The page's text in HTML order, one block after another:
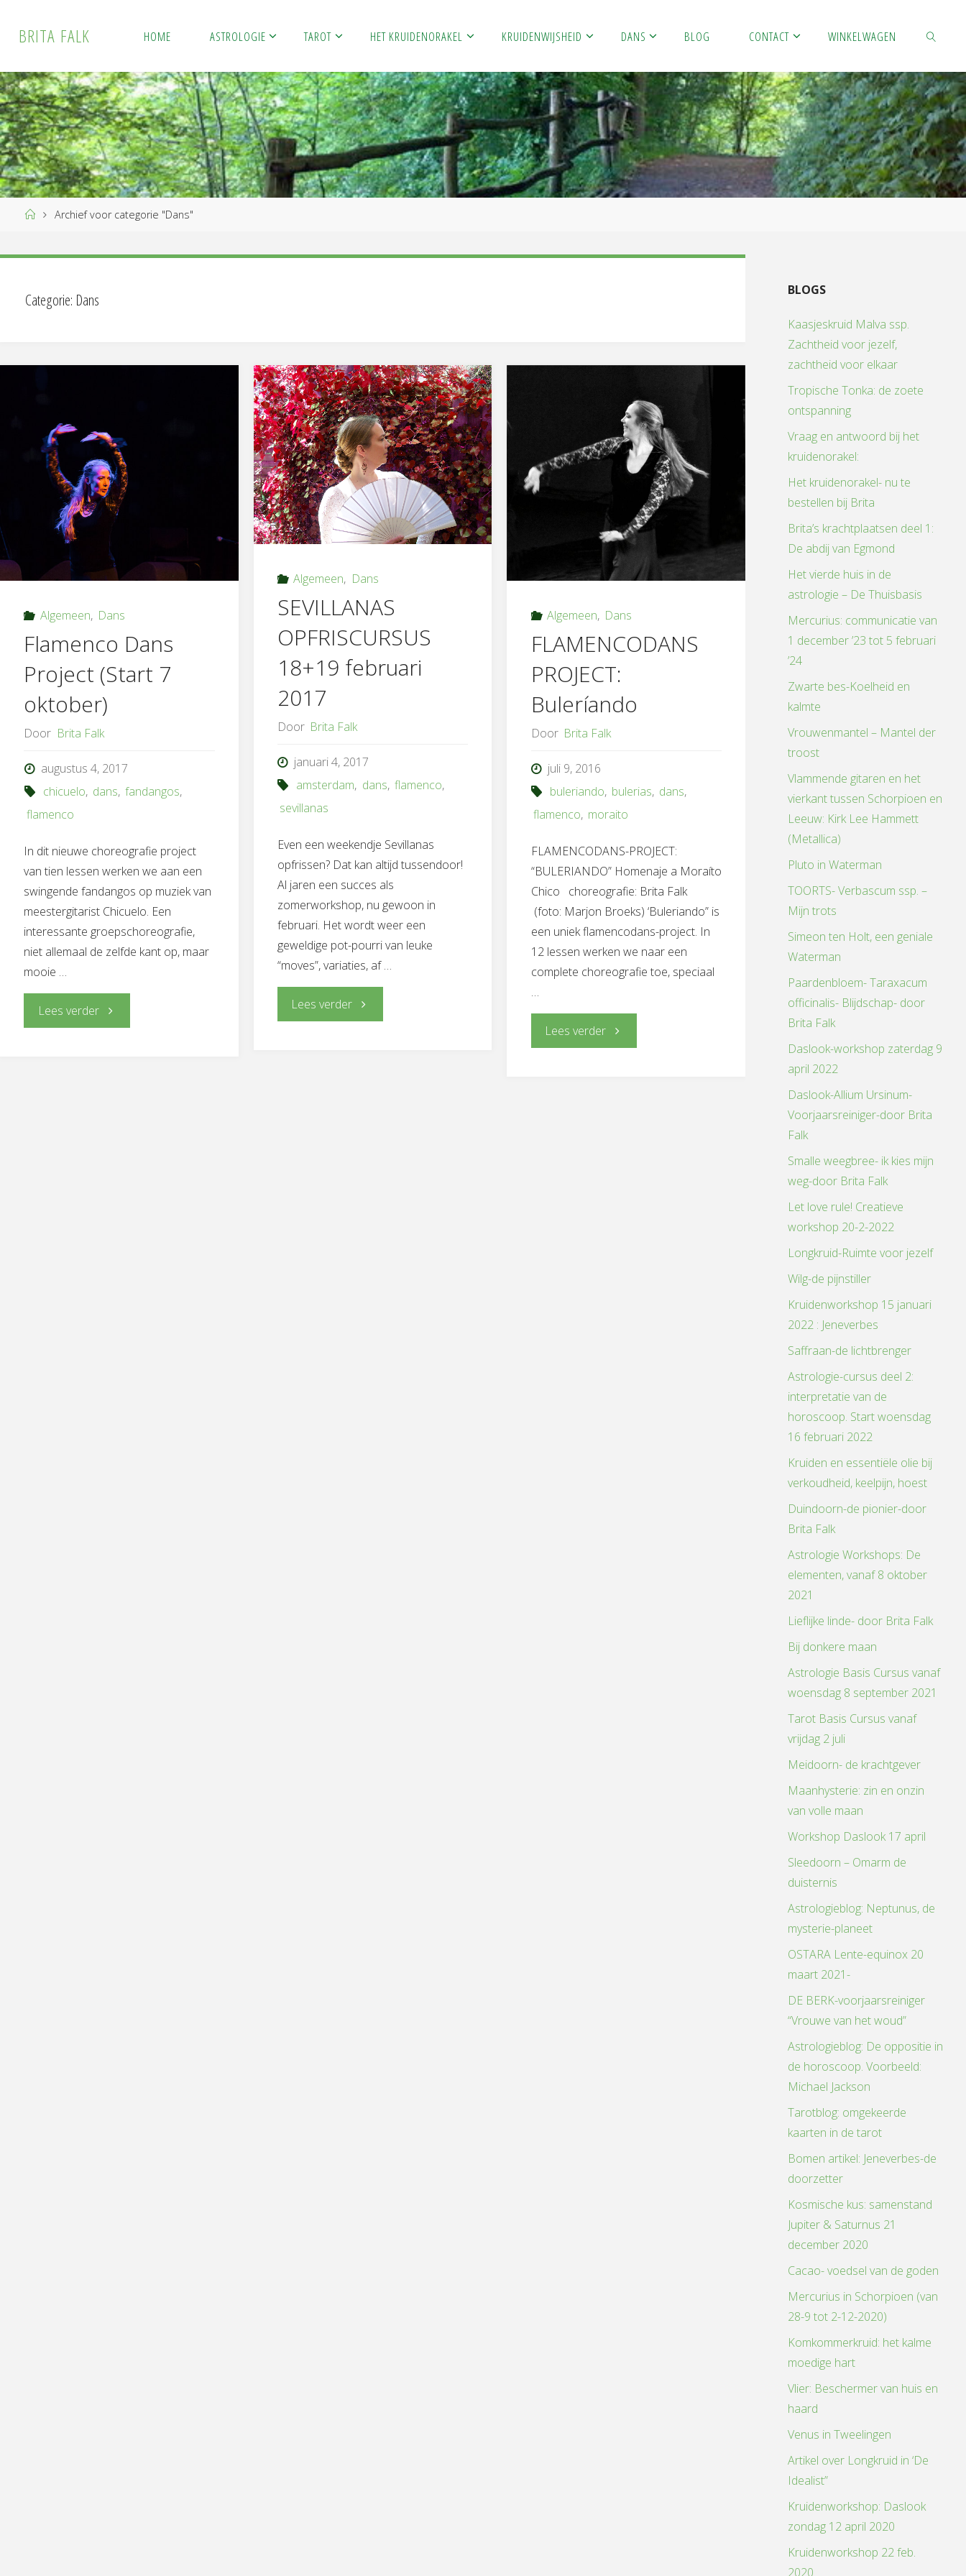
naar
inhoud
BRITA FALK HOME ASTROLOGIE TAROT HET KRUIDENORAKEL KRUIDENWIJSHEID DANS BLOG CONTACT WINKELWAGEN
ZOEKEN
HomeArchief voor categorie "Dans"
Categorie: Dans
Algemeen, Dans
Flamenco Dans
Project (Start 7
oktober)
Door Brita Falk
augustus 4, 2017
chicuelo, dans, fandangos,
flamenco
In dit nieuwe choreografie project
van tien lessen werken we aan een
swingende fandangos op muziek van
meestergitarist Chicuelo. Een
interessante groepschoreografie,
niet allemaal de zelfde kant op, maar
mooie …
Lees verder"Flamenco
Algemeen, Dans
SEVILLANAS
OPFRISCURSUS
18+19 februari
2017
Door Brita Falk
januari 4, 2017
amsterdam, dans, flamenco,
sevillanas
Even een weekendje Sevillanas
opfrissen? Dat kan altijd tussendoor!
Al jaren een succes als
zomerworkshop, nu gewoon in
februari. Het wordt weer een
geweldige pot-pourri van leuke
“moves”, variaties, af …
Lees verder"SEVILLANAS
Algemeen, Dans
FLAMENCODANS
PROJECT:
Buleríando
Door Brita Falk
juli 9, 2016
buleriando, bulerias, dans,
flamenco, moraito
FLAMENCODANS-PROJECT:
“BULERIANDO” Homenaje a Moraíto
Chico choreografie: Brita Falk
(foto: Marjon Broeks) ‘Buleriando” is
een uniek flamencodans-project. In
12 lessen werken we naar een
complete choreografie toe, speciaal
…
Lees verder"FLAMENCODANS
BLOGS
Kaasjeskruid Malva ssp.
Zachtheid voor jezelf,
zachtheid voor elkaar
Tropische Tonka: de zoete
ontspanning
Vraag en antwoord bij het
kruidenorakel:
Het kruidenorakel- nu te
bestellen bij Brita
Brita’s krachtplaatsen deel 1:
De abdij van Egmond
Het vierde huis in de
astrologie – De Thuisbasis
Mercurius: communicatie van
1 december ’23 tot 5 februari
’24
Zwarte bes-Koelheid en
kalmte
Vrouwenmantel – Mantel der
troost
Vlammende gitaren en het
vierkant tussen Schorpioen en
Leeuw: Kirk Lee Hammett
(Metallica)
Pluto in Waterman
TOORTS- Verbascum ssp. –
Mijn trots
Simeon ten Holt, een geniale
Waterman
Paardenbloem- Taraxacum
officinalis- Blijdschap- door
Brita Falk
Daslook-workshop zaterdag 9
april 2022
Daslook-Allium Ursinum-
Voorjaarsreiniger-door Brita
Falk
Smalle weegbree- ik kies mijn
weg-door Brita Falk
Let love rule! Creatieve
workshop 20-2-2022
Longkruid-Ruimte voor jezelf
Wilg-de pijnstiller
Kruidenworkshop 15 januari
2022 : Jeneverbes
Saffraan-de lichtbrenger
Astrologie-cursus deel 2:
interpretatie van de
horoscoop. Start woensdag
16 februari 2022
Kruiden en essentiële olie bij
verkoudheid, keelpijn, hoest
Duindoorn-de pionier-door
Brita Falk
Astrologie Workshops: De
elementen, vanaf 8 oktober
2021
Lieflijke linde- door Brita Falk
Bij donkere maan
Astrologie Basis Cursus vanaf
woensdag 8 september 2021
Tarot Basis Cursus vanaf
vrijdag 2 juli
Meidoorn- de krachtgever
Maanhysterie: zin en onzin
van volle maan
Workshop Daslook 17 april
Sleedoorn – Omarm de
duisternis
Astrologieblog: Neptunus, de
mysterie-planeet
OSTARA Lente-equinox 20
maart 2021-
DE BERK-voorjaarsreiniger
“Vrouwe van het woud”
Astrologieblog: De oppositie in
de horoscoop. Voorbeeld:
Michael Jackson
Tarotblog: omgekeerde
kaarten in de tarot
Bomen artikel: Jeneverbes-de
doorzetter
Kosmische kus: samenstand
Jupiter & Saturnus 21
december 2020
Cacao- voedsel van de goden
Mercurius in Schorpioen (van
28-9 tot 2-12-2020)
Komkommerkruid: het kalme
moedige hart
Vlier: Beschermer van huis en
haard
Venus in Tweelingen
Artikel over Longkruid in ‘De
Idealist”
Kruidenworkshop: Daslook
zondag 12 april 2020
Kruidenworkshop 22 feb.
2020